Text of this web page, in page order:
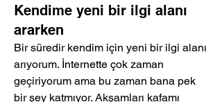
Kendime yeni bir ilgi alanı
ararken
Bir süredir kendim için yeni bir ilgi alanı
arıyorum. İnternette çok zaman
geçiriyorum ama bu zaman bana pek
bir şey katmıyor. Akşamları kafamı